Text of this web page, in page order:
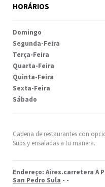
Cadena de restaurantes con
Subs y ensaladas a tu manera.
Endereço: Aires.carretera A
San Pedro Sula - -
HORÁRIOS
Domingo
Segunda-Feira
Terça-Feira
Quarta-Feira
Quinta-Feira
Sexta-Feira
Sábado